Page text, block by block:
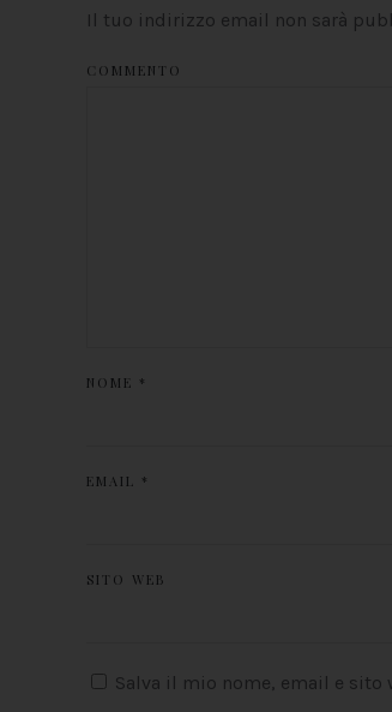
Il tuo indirizzo email non sarà
COMMENTO
NOME *
EMAIL *
SITO WEB
Salva il mio nome, email e